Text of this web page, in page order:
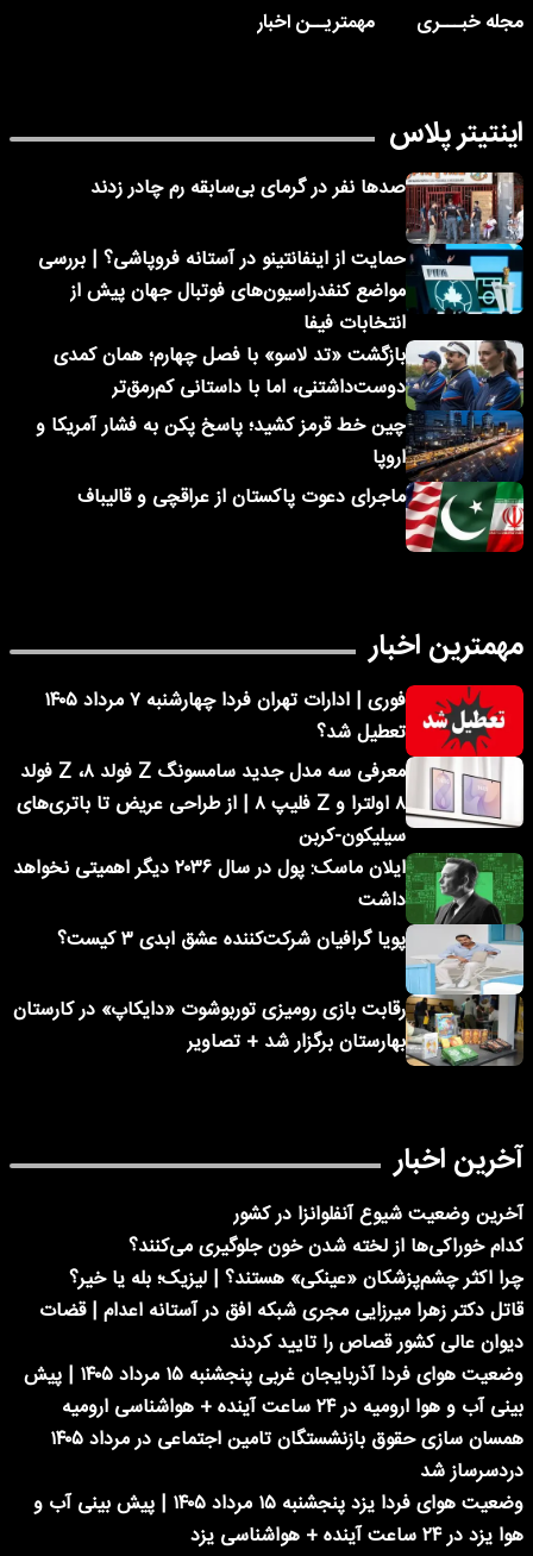
مجله خبـــری
مهمتریــن اخبار
اینتیتر پلاس
صدها نفر در گرمای بی‌سابقه رم چادر زدند
حمایت از اینفانتینو در آستانه فروپاشی؟ | بررسی
مواضع کنفدراسیون‌های فوتبال جهان پیش از
انتخابات فیفا
بازگشت «تد لاسو» با فصل چهارم؛ همان کمدی
دوست‌داشتنی، اما با داستانی کم‌رمق‌تر
چین خط قرمز کشید؛ پاسخ پکن به فشار آمریکا و
اروپا
ماجرای دعوت پاکستان از عراقچی و قالیباف
مهمترین اخبار
فوری | ادارات تهران فردا چهارشنبه ۷ مرداد ۱۴۰۵
تعطیل شد؟
معرفی سه مدل جدید سامسونگ Z فولد ۸، Z فولد
۸ اولترا و Z فلیپ ۸ | از طراحی عریض تا باتری‌های
سیلیکون-کربن
ایلان ماسک: پول در سال ۲۰۳۶ دیگر اهمیتی نخواهد
داشت
پویا گرافیان شرکت‌کننده عشق ابدی ۳ کیست؟
رقابت بازی رومیزی توربوشوت «دایکاپ» در کارستان
بهارستان برگزار شد + تصاویر
آخرین اخبار
آخرین وضعیت شیوع آنفلوانزا در کشور
کدام خوراکی‌ها از لخته شدن خون جلوگیری می‌کنند؟
چرا اکثر چشم‌پزشکان «عینکی» هستند؟ | لیزیک؛ بله یا خیر؟
قاتل دکتر زهرا میرزایی مجری شبکه افق در آستانه اعدام | قضات
دیوان عالی کشور قصاص را تایید کردند
وضعیت هوای فردا آذربایجان غربی پنجشنبه ۱۵ مرداد ۱۴۰۵ | پیش
بینی آب و هوا ارومیه در ۲۴ ساعت آینده + هواشناسی ارومیه
همسان سازی حقوق بازنشستگان تامین اجتماعی در مرداد ۱۴۰۵
دردسرساز شد
وضعیت هوای فردا یزد پنجشنبه ۱۵ مرداد ۱۴۰۵ | پیش بینی آب و
هوا یزد در ۲۴ ساعت آینده + هواشناسی یزد